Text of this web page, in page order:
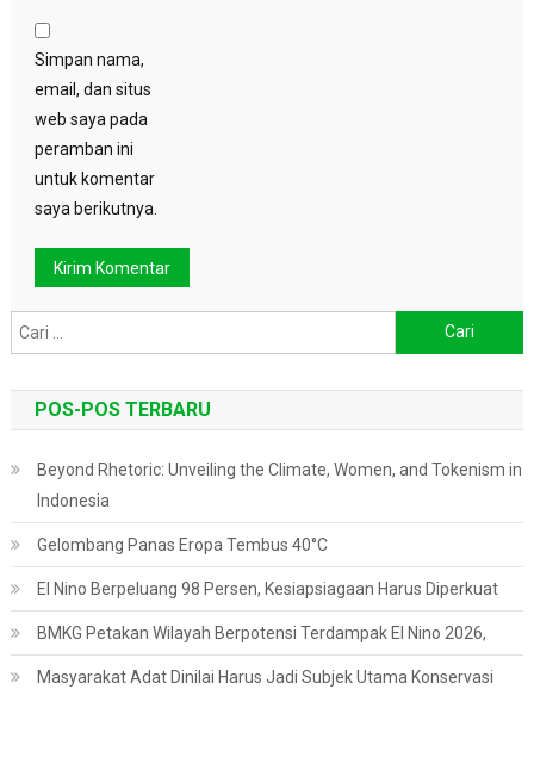
Simpan nama,
email, dan situs
web saya pada
peramban ini
untuk komentar
saya berikutnya.
untuk:
POS-POS TERBARU
Beyond Rhetoric: Unveiling the Climate, Women, and Tokenism in
Indonesia
Gelombang Panas Eropa Tembus 40°C
El Nino Berpeluang 98 Persen, Kesiapsiagaan Harus Diperkuat
BMKG Petakan Wilayah Berpotensi Terdampak El Nino 2026,
Masyarakat Adat Dinilai Harus Jadi Subjek Utama Konservasi